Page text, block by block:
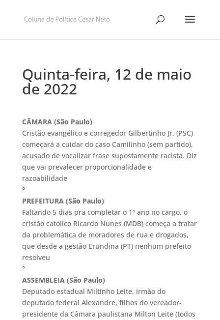
Quinta-feira, 12 de maio
de 2022
CÂMARA (São Paulo)
Cristão evangélico e corregedor Gilbertinho Jr. (PSC)
começará a cuidar do caso Camilinho (sem partido),
acusado de vocalizar frase supostamente racista. Diz
que vai prevalecer proporcionalidade e
razoabilidade
°
PREFEITURA (São Paulo)
Faltando 5 dias pra completar o 1º ano no cargo, o
cristão católico Ricardo Nunes (MDB) começa a tratar
da problemática de moradores de rua e drogados,
que desde a gestão Erundina (PT) nenhum prefeito
resolveu
°
ASSEMBLEIA (São Paulo)
Deputado estadual Miltinho Leite, irmão do
deputado federal Alexandre, filhos do vereador-
presidente da Câmara paulistana Milton Leite (todos